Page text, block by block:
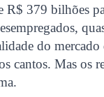
R$ 379 bilhões
do
cantos. Mas os